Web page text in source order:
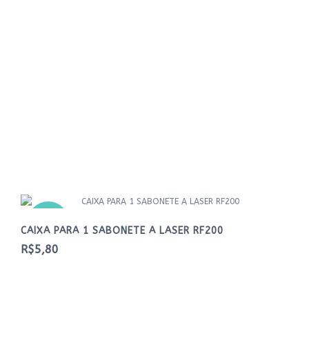
CAIXA PARA 1 SABONETE A LASER RF200
R$5,80